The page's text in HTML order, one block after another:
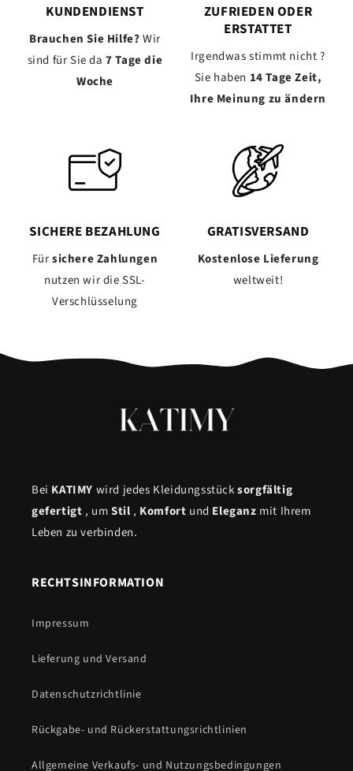
KUNDENDIENST
Brauchen Sie Hilfe?Wir
sind für Sie da7 Tage die
Woche
ZUFRIEDEN ODER
ERSTATTET
Irgendwas stimmt nicht ?
Sie haben 14 Tage Zeit,
Ihre Meinung zu ändern
SICHERE BEZAHLUNG
Fürsichere Zahlungen
nutzen wir die SSL-
Verschlüsselung
GRATISVERSAND
Kostenlose Lieferung
weltweit!
Bei KATIMY wird jedes Kleidungsstücksorgfältig
gefertigt , umStil , Komfort und Eleganz mit Ihrem
Leben zu verbinden.
RECHTSINFORMATION
Impressum
Lieferung und Versand
Datenschutzrichtlinie
Rückgabe- und Rückerstattungsrichtlinien
Allgemeine Verkaufs- und Nutzungsbedingungen